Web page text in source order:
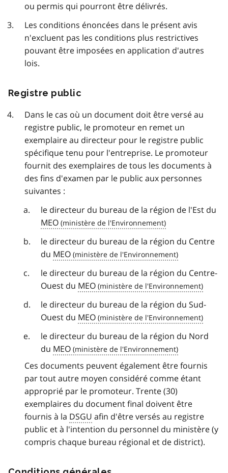
ou permis qui pourront être délivrés.
Les conditions énoncées dans le présent avis
n'excluent pas les conditions plus restrictives
pouvant être imposées en application d'autres
lois.
Registre public
Dans le cas où un document doit être versé au
registre public, le promoteur en remet un
exemplaire au directeur pour le registre public
spécifique tenu pour l'entreprise. Le promoteur
fournit des exemplaires de tous les documents à
des fins d'examen par le public aux personnes
suivantes :
le directeur du bureau de la région de l'Est du
MEO
le directeur du bureau de la région du Centre
du MEO
le directeur du bureau de la région du Centre-
Ouest du MEO
le directeur du bureau de la région du Sud-
Ouest du MEO
le directeur du bureau de la région du Nord
du MEO
Ces documents peuvent également être fournis
par tout autre moyen considéré comme étant
approprié par le promoteur. Trente (30)
exemplaires du document final doivent être
fournis à la DSGU afin d'être versés au registre
public et à l'intention du personnel du ministère (y
compris chaque bureau régional et de district).